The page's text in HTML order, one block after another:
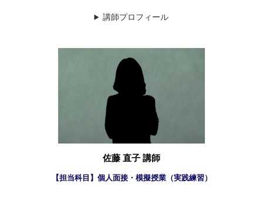
講師プロフィール
佐藤 直子 講師
【担当科目】個人面接・模擬授業（実践練習）